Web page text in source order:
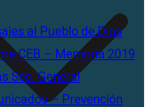
al Pueblo de Dios
CEB – Memoria 2019
Sec. General
– Prevención